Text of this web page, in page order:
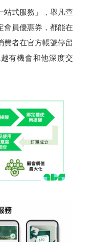
站式服務」，舉凡查
會員優惠券，都能在
費者在官方帳號停留
有機會和他深度交